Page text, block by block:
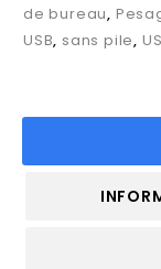
de bureau,
USB, sans pile,